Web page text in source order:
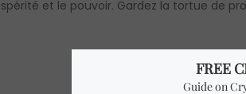
et le pouvoir. Gardez la tortue de